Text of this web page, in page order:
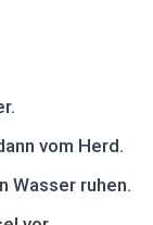
vom Herd.
Wasser ruhen.